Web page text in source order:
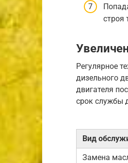
строя
Регулярное
дизельного
двигателя
срок службы
Вид
Замена